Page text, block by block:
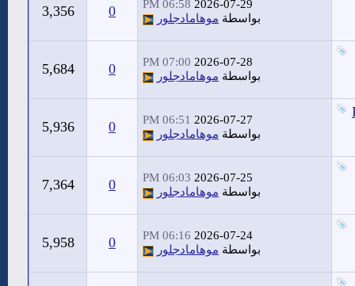
2026-07-29
06:58 PM
بواسطة موهامادجلور 0
3,356
2026-07-28
07:00 PM
بواسطة موهامادجلور 0
5,684
2026-07-27
06:51 PM
بواسطة موهامادجلور 0
5,936
2026-07-25
06:03 PM
بواسطة موهامادجلور 0
7,364
2026-07-24
06:16 PM
بواسطة موهامادجلور 0
5,958